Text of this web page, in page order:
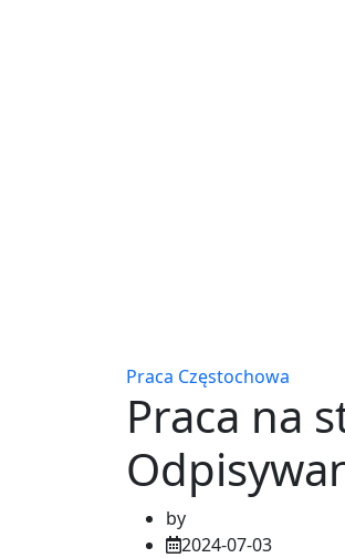
Praca Częstochowa
Praca na
by
2024-07-03